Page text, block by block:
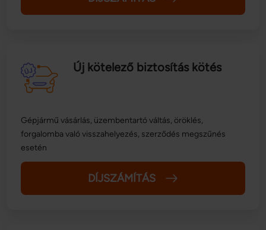
Új kötelező biztosítás kötés
Gépjármű vásárlás, üzembentartó váltás, öröklés,
forgalomba való visszahelyezés, szerződés megszűnés
esetén
DÍJSZÁMÍTÁS